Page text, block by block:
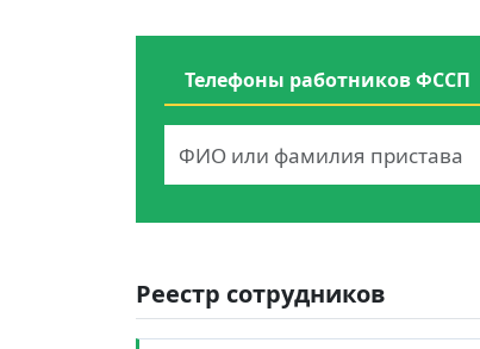
Телефоны работников ФССП
Реестр сотрудников